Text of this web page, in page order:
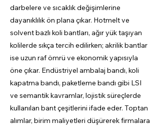
darbelere ve sıcaklık değişimlerine
dayanıklılık ön plana çıkar. Hotmelt ve
solvent bazlı koli bantları, ağır yük taşıyan
kolilerde sıkça tercih edilirken; akrilik bantlar
ise uzun raf ömrü ve ekonomik yapısıyla
öne çıkar. Endüstriyel ambalaj bandı, koli
kapatma bandı, paketleme bandı gibi LSI
ve semantik kavramlar, lojistik süreçlerde
kullanılan bant çeşitlerini ifade eder. Toptan
alımlar, birim maliyetleri düşürerek firmalara